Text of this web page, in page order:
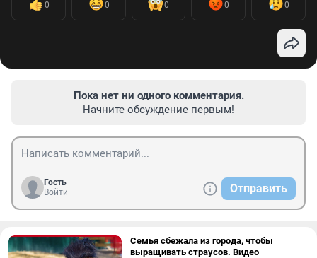
0 0 0 0 0
Пока нет ни одного комментария.
Начните обсуждение первым!
Гость
Войти
Отправить
Семья сбежала из города, чтобы
выращивать страусов. Видео